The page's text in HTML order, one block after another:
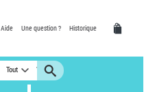
Aide Une question ? Historique
Tout